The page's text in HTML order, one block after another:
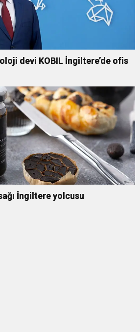
devi KOBIL İngiltere’de ofis
İngiltere yolcusu